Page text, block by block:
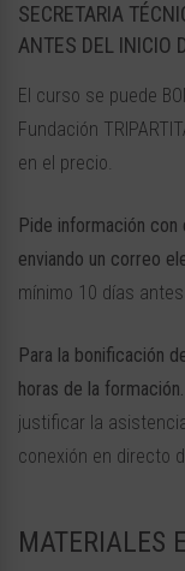
SECRETARIA
ANTES DEL INICIO
El curso se puede
Fundación
en el precio.
Pide información
enviando un correo
mínimo 10 días
Para la bonificación
horas de la formación.
justificar la
conexión en directo
MATERIALES